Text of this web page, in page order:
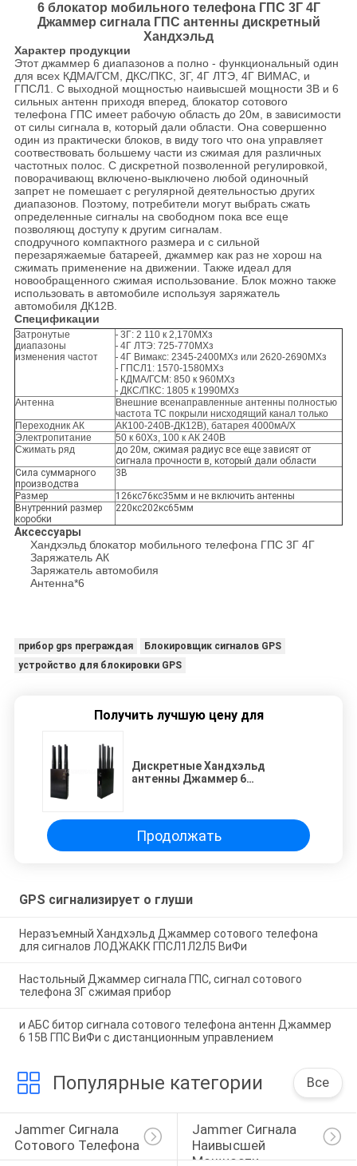
6 блокатор мобильного телефона ГПС 3Г 4Г
Джаммер сигнала ГПС антенны дискретный
Хандхэльд
Характер продукции
Этот джаммер 6 диапазонов а полно - функциональный один
для всех КДМА/ГСМ, ДКС/ПКС, 3Г, 4Г ЛТЭ, 4Г ВИМАС, и
ГПСЛ1. С выходной мощностью наивысшей мощности 3В и 6
сильных антенн приходя вперед, блокатор сотового
телефона ГПС имеет рабочую область до 20м, в зависимости
от силы сигнала в, который дали области. Она совершенно
один из практически блоков, в виду того что она управляет
соотвествовать большему части из сжимая для различных
частотных полос. С дискретной позволенной регулировкой,
поворачивающ включено-выключено любой одиночный
запрет не помешает с регулярной деятельностью других
диапазонов. Поэтому, потребители могут выбрать сжать
определенные сигналы на свободном пока все еще
позволяющ доступу к другим сигналам.
сподручного компактного размера и с сильной
перезаряжаемые батареей, джаммер как раз не хорош на
сжимать применение на движении. Также идеал для
новообращенного сжимая использование. Блок можно также
использовать в автомобиле используя заряжатель
автомобиля ДК12В.
Спецификации
Затронутые
диапазоны
изменения частот
- 3Г: 2 110 к 2,170МХз
- 4Г ЛТЭ: 725-770МХз
- 4Г Вимакс: 2345-2400МХз или 2620-2690МХз
- ГПСЛ1: 1570-1580МХз
- КДМА/ГСМ: 850 к 960МХз
- ДКС/ПКС: 1805 к 1990МХз
Антенна
Внешние всенаправленные антенны полностью
частота ТС покрыли нисходящий канал только
Переходник АК
АК100-240В-ДК12В), батарея 4000мА/Х
Электропитание
50 к 60Хз, 100 к АК 240В
Сжимать ряд
до 20м, сжимая радиус все еще зависят от
сигнала прочности в, который дали области
Сила суммарного
производства
3В
Размер
126кс76кс35мм и не включить антенны
Внутренний размер
коробки
220кс202кс65мм
Аксессуары
Хандхэльд блокатор мобильного телефона ГПС 3Г 4Г
Заряжатель АК
Заряжатель автомобиля
Антенна*6
прибор gps преграждая
Блокировщик сигналов GPS
устройство для блокировки GPS
Получить лучшую цену для
Дискретные Хандхэльд
антенны Джаммер 6
4Г
Продолжать
GPS сигнализирует о глуши
Неразъемный Хандхэльд Джаммер сотового телефона
для сигналов ЛОДЖАКК ГПСЛ1Л2Л5 ВиФи
Настольный Джаммер сигнала ГПС, сигнал сотового
телефона 3Г сжимая прибор
и АБС битор сигнала сотового телефона антенн Джаммер
6 15В ГПС ВиФи с дистанционным управлением
Популярные категории Все
Jammer Сигнала
Сотового Телефона
Jammer Сигнала
Наивысшей
Мощности